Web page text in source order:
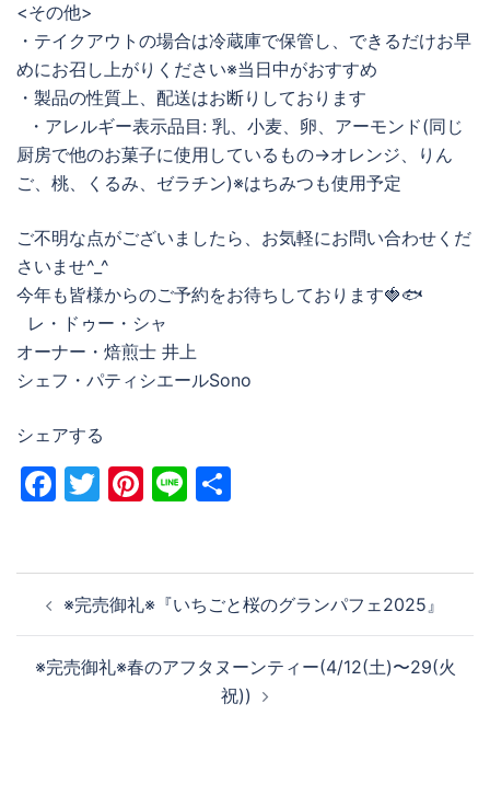
<その他>
・テイクアウトの場合は冷蔵庫で保管し、できるだけお早
めにお召し上がりください※当日中がおすすめ
・製品の性質上、配送はお断りしております
・アレルギー表示品目: 乳、小麦、卵、アーモンド(同じ
厨房で他のお菓子に使用しているもの→オレンジ、りん
ご、桃、くるみ、ゼラチン)※はちみつも使用予定
ご不明な点がございましたら、お気軽にお問い合わせくだ
さいませ^_^
今年も皆様からのご予約をお待ちしております🍓🐟
レ・ドゥー・シャ
オーナー・焙煎士 井上
シェフ・パティシエールSono
シェアする
Facebook
Twitter
Pinterest
Line
ビ
※完売御礼※『いちごと桜のグランパフェ2025』
※完売御礼※春のアフタヌーンティー(4/12(土)〜29(火
祝))